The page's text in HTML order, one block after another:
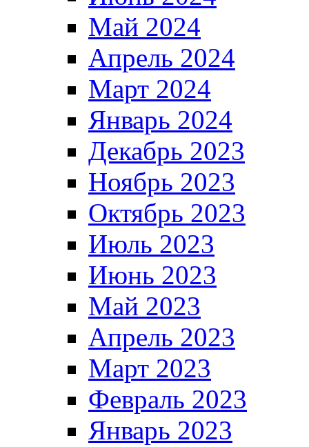
Май 2024
Апрель 2024
Март 2024
Январь 2024
Декабрь 2023
Ноябрь 2023
Октябрь 2023
Июль 2023
Июнь 2023
Май 2023
Апрель 2023
Март 2023
Февраль 2023
Январь 2023